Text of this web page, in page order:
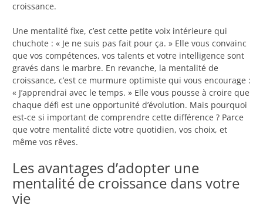
croissance.
Une mentalité fixe, c’est cette petite voix intérieure qui
chuchote : « Je ne suis pas fait pour ça. » Elle vous convainc
que vos compétences, vos talents et votre intelligence sont
gravés dans le marbre. En revanche, la mentalité de
croissance, c’est ce murmure optimiste qui vous encourage :
« J’apprendrai avec le temps. » Elle vous pousse à croire que
chaque défi est une opportunité d’évolution. Mais pourquoi
est-ce si important de comprendre cette différence ? Parce
que votre mentalité dicte votre quotidien, vos choix, et
même vos rêves.
Les avantages d’adopter une
mentalité de croissance dans votre
vie